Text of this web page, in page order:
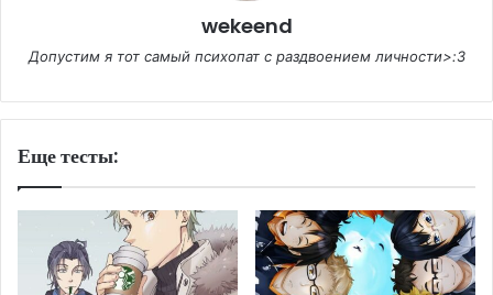
wekeend
Допустим я тот самый психопат с раздвоением личности>:3
Еще тесты: